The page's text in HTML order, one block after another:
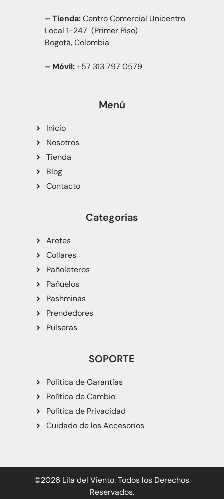
– Tienda:Centro Comercial Unicentro
Local 1-247 (Primer Piso)
Bogotá, Colombia
– Móvil:+57 313 797 0579
Menú
Inicio
Nosotros
Tienda
Blog
Contacto
Categorías
Aretes
Collares
Pañoleteros
Pañuelos
Pashminas
Prendedores
Pulseras
SOPORTE
Política de Garantías
Política de Cambio
Política de Privacidad
Cuidado de los Accesorios
©2026 Lila del Viento. Todos los Derechos
Reservados.